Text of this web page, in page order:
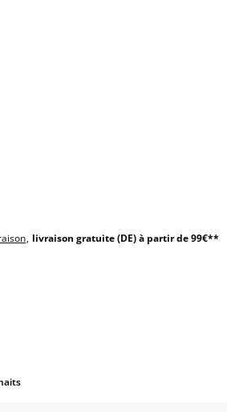
, livraison gratuite (DE) à partir de 99€**